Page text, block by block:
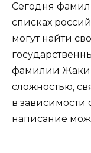
Сегодня
списках
могут найти
фамилии Жакин
сложностью,
в зависимости
написание